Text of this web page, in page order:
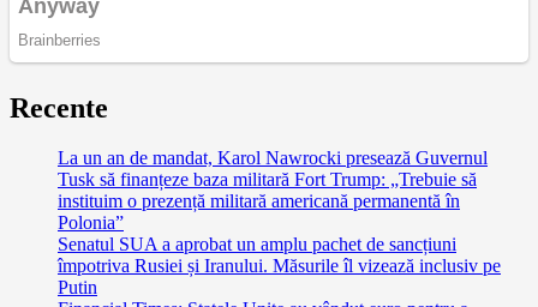
Recente
La un an de mandat, Karol Nawrocki presează Guvernul
Tusk să finanțeze baza militară Fort Trump: „Trebuie să
instituim o prezență militară americană permanentă în
Polonia”
Senatul SUA a aprobat un amplu pachet de sancțiuni
împotriva Rusiei și Iranului. Măsurile îl vizează inclusiv pe
Putin